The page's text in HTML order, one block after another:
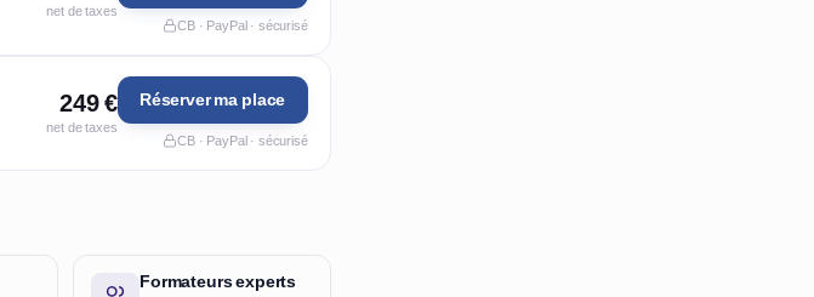
net de taxes
CB · PayPal · sécurisé
249 €
net de taxes
Réserver ma place
CB · PayPal · sécurisé
Formateurs experts